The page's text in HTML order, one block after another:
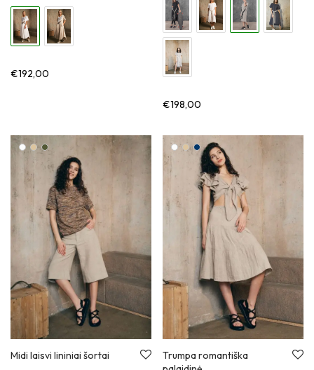
€192,00
€198,00
Midi laisvi lininiai šortai
Trumpa romantiška